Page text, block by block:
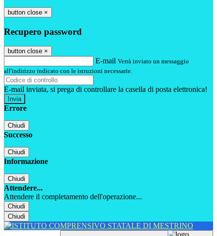
button close ×
Recupero password
button close ×
E-mail Verrà inviato un messaggio
all'indirizzo indicato con le istruzioni necessarie.
E-mail inviata, si prega di controllare la casella di posta elettronica!
Errore
Chiudi
Successo
Chiudi
Informazione
Chiudi
Attendere...
Attendere il completamento dell'operazione...
Chiudi
Chiudi